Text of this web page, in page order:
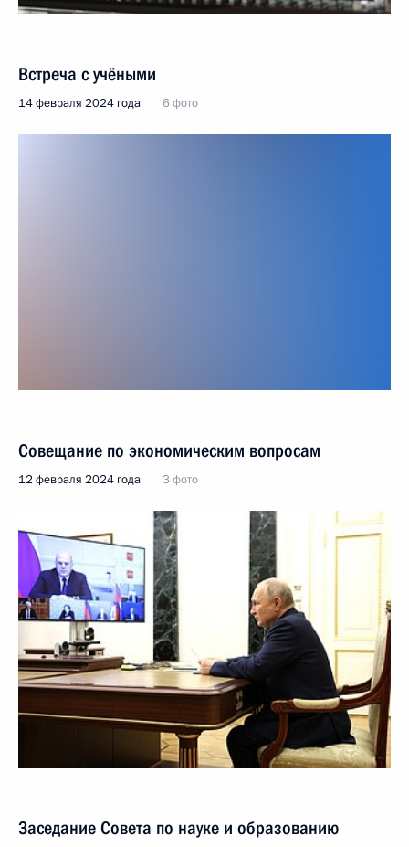
Встреча с учёными
14 февраля 2024 года 6 фото
Совещание по экономическим вопросам
12 февраля 2024 года 3 фото
Заседание Совета по науке и образованию